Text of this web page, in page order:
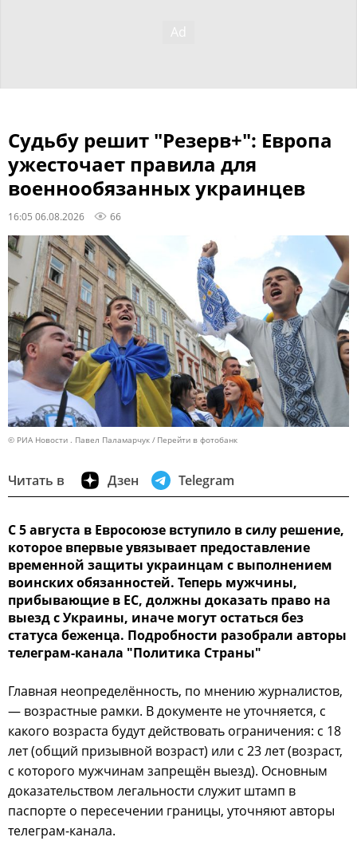
Судьбу решит "Резерв+": Европа
ужесточает правила для
военнообязанных украинцев
16:05 06.08.2026 66
© РИА Новости . Павел Паламарчук Перейти в фотобанк
Читать в Дзен Telegram
С 5 августа в Евросоюзе вступило в силу решение,
которое впервые увязывает предоставление
временной защиты украинцам с выполнением
воинских обязанностей. Теперь мужчины,
прибывающие в ЕС, должны доказать право на
выезд с Украины, иначе могут остаться без
статуса беженца. Подробности разобрали авторы
телеграм-канала "Политика Страны"
Главная неопределённость, по мнению журналистов,
— возрастные рамки. В документе не уточняется, с
какого возраста будут действовать ограничения: с 18
лет (общий призывной возраст) или с 23 лет (возраст,
с которого мужчинам запрещён выезд). Основным
доказательством легальности служит штамп в
паспорте о пересечении границы, уточняют авторы
телеграм-канала.